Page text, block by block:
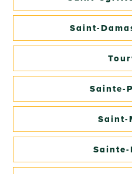
Saint-
Sainte-
Saint-